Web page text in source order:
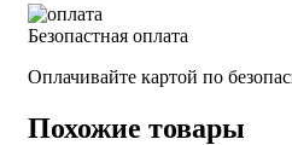
Безопастная оплата
Оплачивайте картой по
Похожие товары